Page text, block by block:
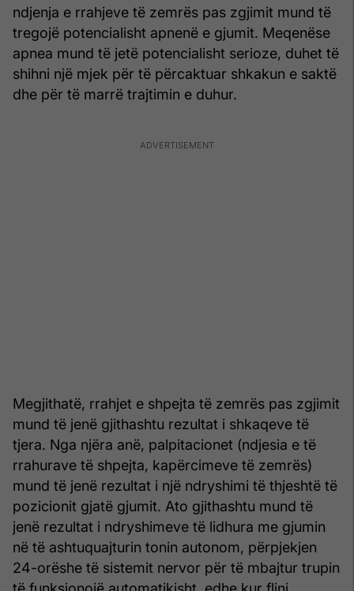
ndjenja e rrahjeve të zemrës pas zgjimit mund të
tregojë potencialisht apnenë e gjumit. Meqenëse
apnea mund të jetë potencialisht serioze, duhet të
shihni një mjek për të përcaktuar shkakun e saktë
dhe për të marrë trajtimin e duhur.
Megjithatë, rrahjet e shpejta të zemrës pas zgjimit
mund të jenë gjithashtu rezultat i shkaqeve të
tjera. Nga njëra anë, palpitacionet (ndjesia e të
rrahurave të shpejta, kapërcimeve të zemrës)
mund të jenë rezultat i një ndryshimi të thjeshtë të
pozicionit gjatë gjumit. Ato gjithashtu mund të
jenë rezultat i ndryshimeve të lidhura me gjumin
në të ashtuquajturin tonin autonom, përpjekjen
24-orëshe të sistemit nervor për të mbajtur trupin